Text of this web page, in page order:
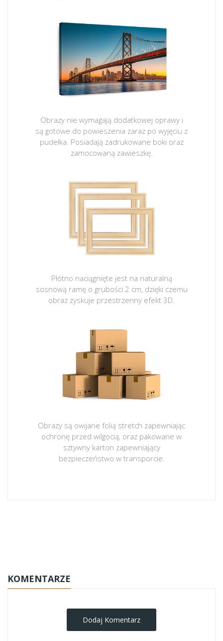
Obrazy nie wymagają dodatkowej oprawy i
są gotowe do powieszenia zaraz po wyjęciu z
pudełka. Posiadają zadrukowane boki oraz
zamocowaną zawieszkę.
Płótno naciągnięte jest na naturalną
sosnową ramę o grubości 2 cm, dzięki czemu
obraz zyskuje przestrzenny efekt 3D.
Obrazy są owijane folią stretch zapewniając
ochronę przed wilgocią, oraz pakowane w
sztywny karton zapewniający
bezpieczeństwo w transporcie.
KOMENTARZE
Dodaj Komentarz